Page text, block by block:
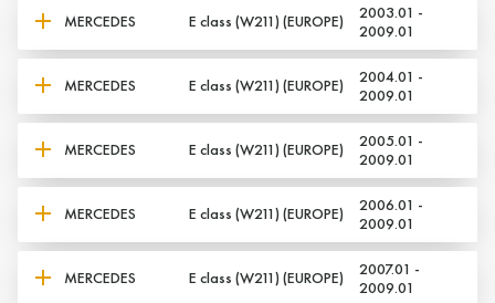
MERCEDES E class (W211) (EUROPE)
2003.01 -
2009.01
MERCEDES E class (W211) (EUROPE)
2004.01 -
2009.01
MERCEDES E class (W211) (EUROPE)
2005.01 -
2009.01
MERCEDES E class (W211) (EUROPE)
2006.01 -
2009.01
MERCEDES E class (W211) (EUROPE)
2007.01 -
2009.01